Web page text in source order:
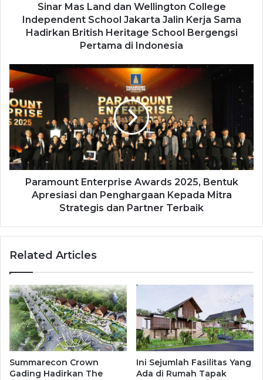
Sinar Mas Land dan Wellington College
Independent School Jakarta Jalin Kerja Sama
Hadirkan British Heritage School Bergengsi
Pertama di Indonesia
Paramount Enterprise Awards 2025, Bentuk
Apresiasi dan Penghargaan Kepada Mitra
Strategis dan Partner Terbaik
Related Articles
Summarecon Crown
Gading Hadirkan The
Ini Sejumlah Fasilitas Yang
Ada di Rumah Tapak